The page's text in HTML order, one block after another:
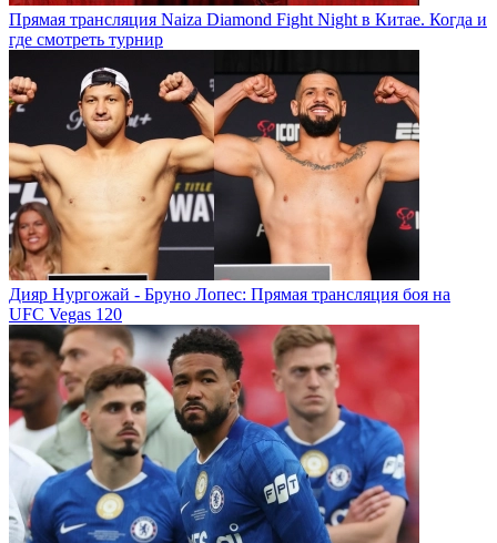
Прямая трансляция Naiza Diamond Fight Night в Китае. Когда и
где смотреть турнир
Дияр Нургожай - Бруно Лопес: Прямая трансляция боя на
UFC Vegas 120